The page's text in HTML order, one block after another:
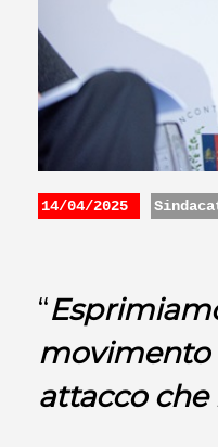
14/04/2025
“
movimento
attacco